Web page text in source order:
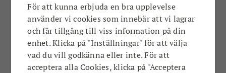
För att kunna erbjuda en bra upplevelse
använder vi cookies som innebär att vi lagrar
och får tillgång till viss information på din
enhet. Klicka på "Inställningar" för att välja
vad du vill godkänna eller inte. För att
acceptera alla Cookies, klicka på "Acceptera